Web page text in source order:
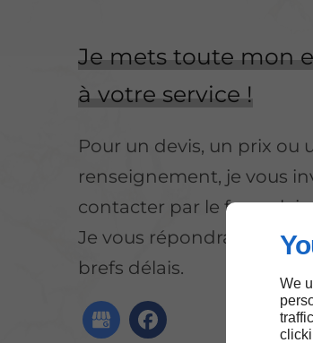
We
Je mets toute mon
à votre service !
Pour un devis, un prix ou
renseignement, je vous
contacter par le
Je vous répondrai dans
brefs délais.